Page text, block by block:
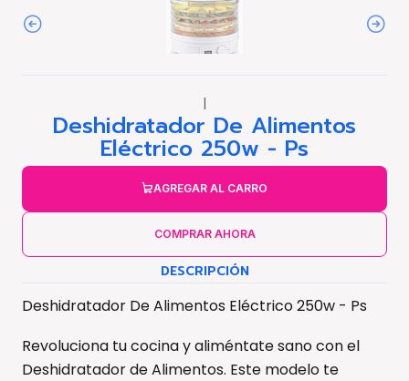
|
Deshidratador De Alimentos
Eléctrico 250w - Ps
AGREGAR AL CARRO
COMPRAR AHORA
DESCRIPCIÓN
Deshidratador De Alimentos Eléctrico 250w - Ps
Revoluciona tu cocina y aliméntate sano con el
Deshidratador de Alimentos. Este modelo te